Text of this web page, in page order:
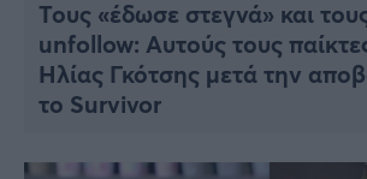
Τους «έδωσε στεγνά» και
unfollow: Αυτούς τους
Ηλίας Γκότσης μετά την
το Survivor